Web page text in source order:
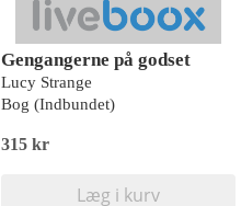
Gengangerne på godset
Lucy Strange
Bog (Indbundet)
315 kr
Læg i kurv